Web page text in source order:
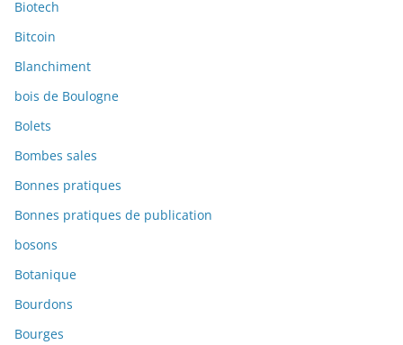
Biotech
Bitcoin
Blanchiment
bois de Boulogne
Bolets
Bombes sales
Bonnes pratiques
Bonnes pratiques de publication
bosons
Botanique
Bourdons
Bourges